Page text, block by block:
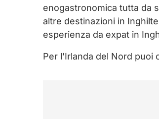
enogastronomica tutta da
altre destinazioni in
esperienza da expat in
Per l’Irlanda del Nord puoi